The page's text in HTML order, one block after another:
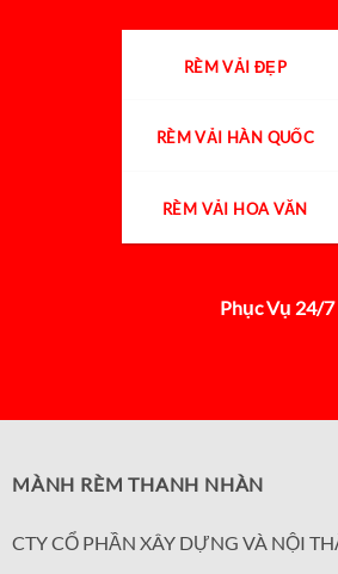
RÈM VẢI ĐẸP
RÈM VẢI HÀN QUỐC
RÈM VẢI HOA VĂN
Phục Vụ 24/7
MÀNH RÈM THANH NHÀN
CTY CỔ PHẦN XÂY DỰNG VÀ NỘI